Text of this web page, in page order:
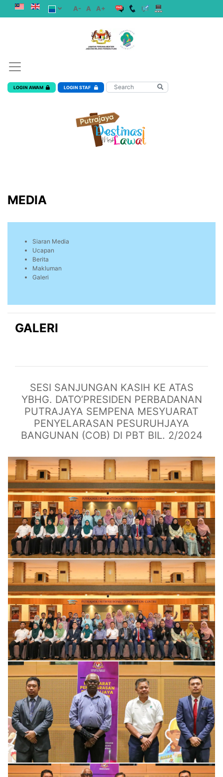
A- A A+
LOGIN AWAM LOGIN STAF
MEDIA
Siaran Media
Ucapan
Berita
Makluman
Galeri
GALERI
SESI SANJUNGAN KASIH KE ATAS
YBHG. DATO’PRESIDEN PERBADANAN
PUTRAJAYA SEMPENA MESYUARAT
PENYELARASAN PESURUHJAYA
BANGUNAN (COB) DI PBT BIL. 2/2024